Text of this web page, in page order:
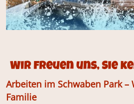
Wir freuen uns, Sie
Arbeiten im Schwaben Park –
Familie